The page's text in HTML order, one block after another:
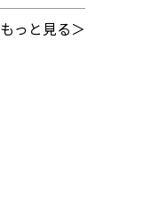
もっと見る＞